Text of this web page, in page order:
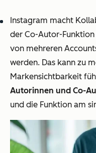
Instagram macht
der Co-Autor-Funktion
von mehreren
werden. Das kann zu
Markensichtbarkeit
Autorinnen und Co-
und die Funktion am